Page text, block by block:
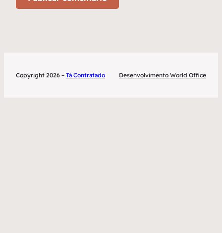
Copyright 2026 – Tá Contratado Desenvolvimento World Office